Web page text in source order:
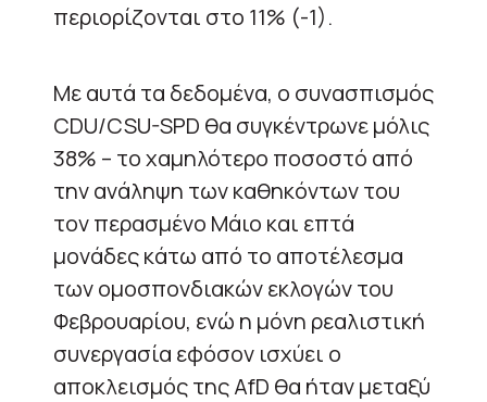
περιορίζονται στο 11% (-1).
Με αυτά τα δεδομένα, ο συνασπισμός
CDU/CSU-SPD θα συγκέντρωνε μόλις
38% – το χαμηλότερο ποσοστό από
την ανάληψη των καθηκόντων του
τον περασμένο Μάιο και επτά
μονάδες κάτω από το αποτέλεσμα
των ομοσπονδιακών εκλογών του
Φεβρουαρίου, ενώ η μόνη ρεαλιστική
συνεργασία εφόσον ισχύει ο
αποκλεισμός της AfD θα ήταν μεταξύ